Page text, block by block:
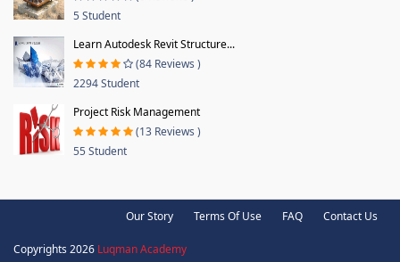
5 Student
Learn Autodesk Revit Structure...
(84 Reviews )
2294 Student
Project Risk Management
(13 Reviews )
55 Student
Our Story Terms Of Use FAQ Contact Us
Copyrights 2026 Luqman Academy